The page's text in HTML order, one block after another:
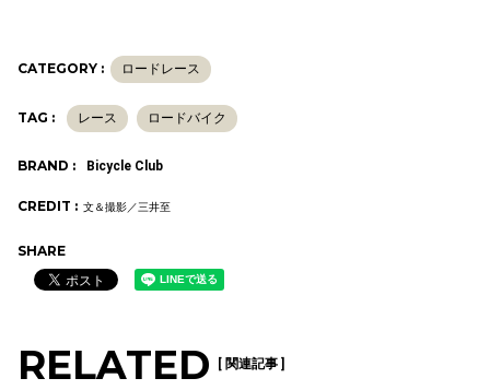
CATEGORY : ロードレース
TAG : レース ロードバイク
BRAND : Bicycle Club
CREDIT : 文＆撮影／三井至
SHARE
RELATED [ 関連記事 ]